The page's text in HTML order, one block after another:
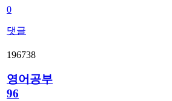
0
댓글
196738
영어공부
96